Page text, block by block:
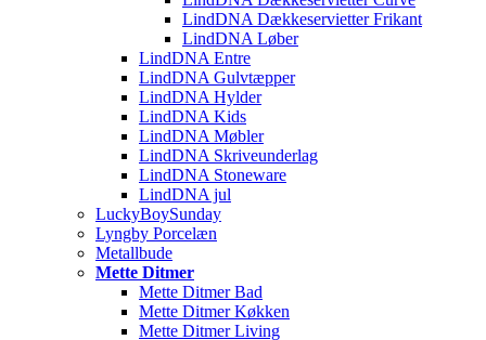
LindDNA Dækkeservietter Frikant
LindDNA Løber
LindDNA Entre
LindDNA Gulvtæpper
LindDNA Hylder
LindDNA Kids
LindDNA Møbler
LindDNA Skriveunderlag
LindDNA Stoneware
LindDNA jul
LuckyBoySunday
Lyngby Porcelæn
Metallbude
Mette Ditmer
Mette Ditmer Bad
Mette Ditmer Køkken
Mette Ditmer Living